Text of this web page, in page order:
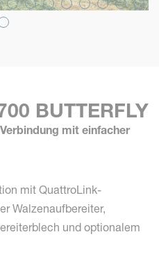
BUTTERFLY
mit einfacher
mit QuattroLink-
Walzenaufbereiter,
und optionalem